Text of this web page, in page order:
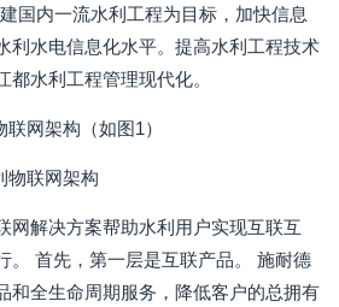
国内一流水利工程为目标，加快信息
利水电信息化水平。提高水利工程技术
水利工程管理现代化。
网架构（如图1）
物联网架构
网解决方案帮助水利用户实现互联互
。 首先，第一层是互联产品。 施耐德
和全生命周期服务，降低客户的总拥有